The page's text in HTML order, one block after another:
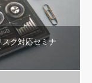
ク対応セミナ